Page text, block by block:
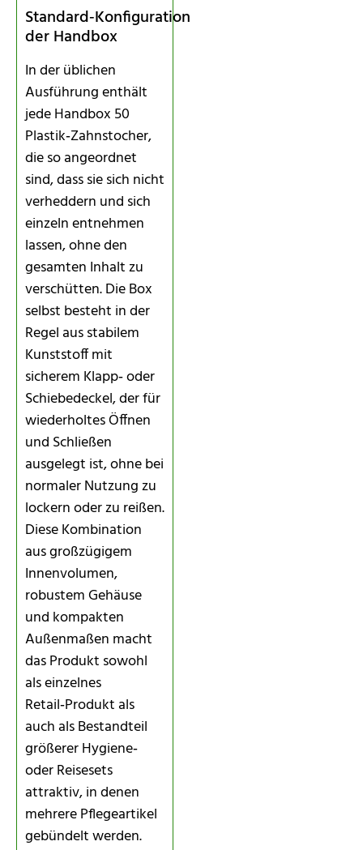
Standard‑Konfiguration
der Handbox
In der üblichen
Ausführung enthält
jede Handbox 50
Plastik‑Zahnstocher,
die so angeordnet
sind, dass sie sich nicht
verheddern und sich
einzeln entnehmen
lassen, ohne den
gesamten Inhalt zu
verschütten. Die Box
selbst besteht in der
Regel aus stabilem
Kunststoff mit
sicherem Klapp‑ oder
Schiebedeckel, der für
wiederholtes Öffnen
und Schließen
ausgelegt ist, ohne bei
normaler Nutzung zu
lockern oder zu reißen.
Diese Kombination
aus großzügigem
Innenvolumen,
robustem Gehäuse
und kompakten
Außenmaßen macht
das Produkt sowohl
als einzelnes
Retail‑Produkt als
auch als Bestandteil
größerer Hygiene‑
oder Reisesets
attraktiv, in denen
mehrere Pflegeartikel
gebündelt werden.